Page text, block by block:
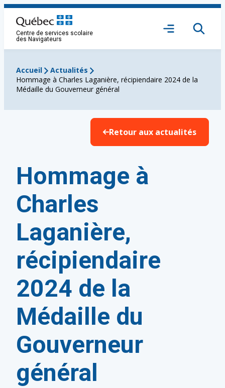
Aller
contenu
Centre de services scolaire
des Navigateurs
Ouvrir
Accueil
Actualités
Hommage à Charles Laganière, récipiendaire 2024 de la
Médaille du Gouverneur général
Retour aux actualités
Hommage à
Charles
Laganière,
récipiendaire
2024 de la
Médaille du
Gouverneur
général